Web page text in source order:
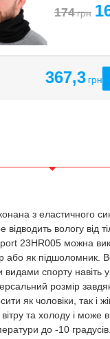
174грн
367,3 грн
з еластичного
відводить вологу від
23HR005 можна
або як підшоломник.
видами спорту навіть
розмір
як чоловіки, так і
та холоду і може
до -10 градусів.